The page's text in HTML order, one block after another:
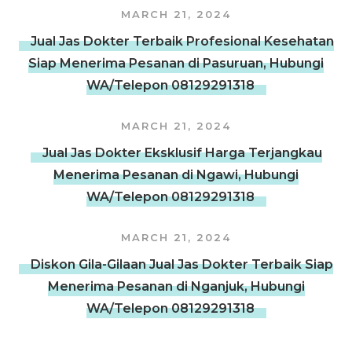
MARCH 21, 2024
Jual Jas Dokter Terbaik Profesional Kesehatan
Siap Menerima Pesanan di Pasuruan, Hubungi
WA/Telepon 08129291318
MARCH 21, 2024
Jual Jas Dokter Eksklusif Harga Terjangkau
Menerima Pesanan di Ngawi, Hubungi
WA/Telepon 08129291318
MARCH 21, 2024
Diskon Gila-Gilaan Jual Jas Dokter Terbaik Siap
Menerima Pesanan di Nganjuk, Hubungi
WA/Telepon 08129291318